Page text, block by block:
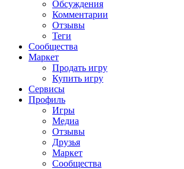
Обсуждения
Комментарии
Отзывы
Теги
Сообщества
Маркет
Продать игру
Купить игру
Сервисы
Профиль
Игры
Медиа
Отзывы
Друзья
Маркет
Сообщества